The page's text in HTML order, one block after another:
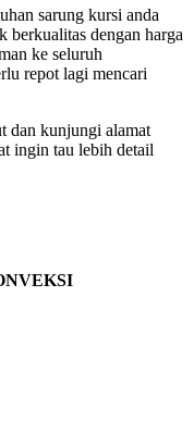
sarung kursi anda
berkualitas dengan harga
ke seluruh
repot lagi mencari
dan kunjungi alamat
ingin tau lebih detail